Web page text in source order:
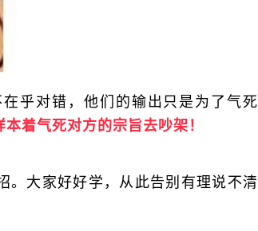
乎对错，他们的输出只是为了气死
本着气死对方的宗旨去吵架！
。大家好好学，从此告别有理说不清